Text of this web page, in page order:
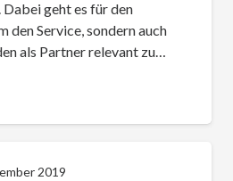
geht es für den
den Service, sondern auch
als Partner relevant zu…
2019